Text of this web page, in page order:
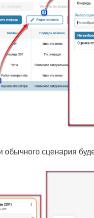
обычного сценария